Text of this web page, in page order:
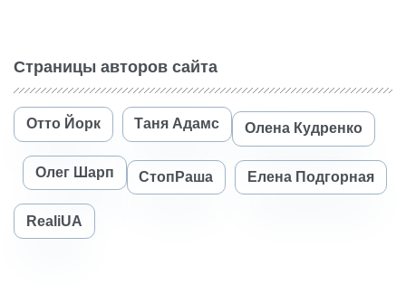
Страницы авторов сайта
Отто Йорк Таня Адамс Олена Кудренко
Олег Шарп СтопРаша Елена Подгорная
RealiUA